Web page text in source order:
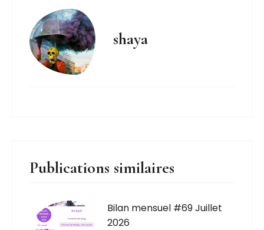
shaya
Publications similaires
Bilan mensuel #69 Juillet
2026